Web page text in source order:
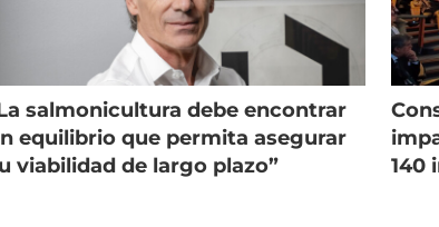
salmonicultura debe encontrar
equilibrio que permita asegurar
viabilidad de largo plazo”
140